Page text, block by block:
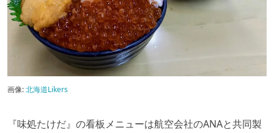
画像:北海道Likers
『味処たけだ』の看板メニューは航空会社のANAと共同製